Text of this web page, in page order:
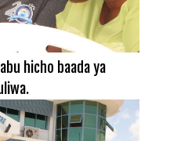
hicho baada ya